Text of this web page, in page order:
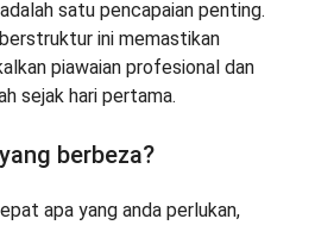
satu pencapaian penting.
ini memastikan
piawaian profesional dan
sejak hari pertama.
berbeza?
apa yang anda perlukan,